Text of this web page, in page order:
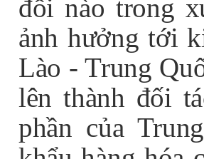
đổi nào trong
ảnh hưởng tới
Lào - Trung
lên thành đối
phần của